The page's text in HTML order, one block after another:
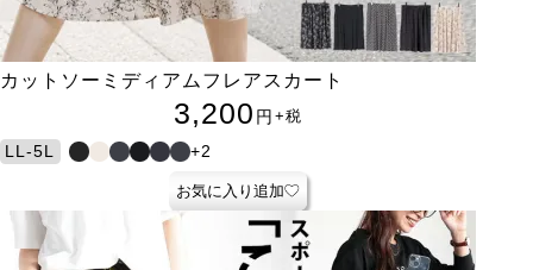
カットソーミディアムフレアスカート
3,200 円 +税
LL-5L +2
お気に入り追加